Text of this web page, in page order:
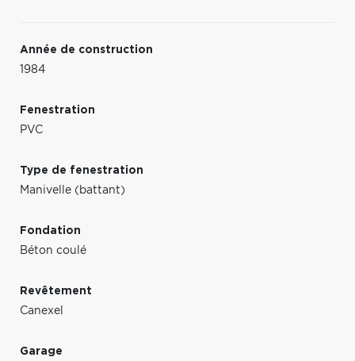
Année de construction
1984
Fenestration
PVC
Type de fenestration
Manivelle (battant)
Fondation
Béton coulé
Revêtement
Canexel
Garage